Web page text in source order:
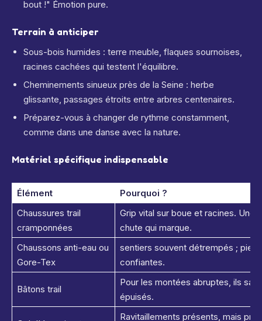
bout !" Émotion pure.
Terrain à anticiper
Sous-bois humides : terre meuble, flaques sournoises,
racines cachées qui testent l'équilibre.
Cheminements sinueux près de la Seine : herbe
glissante, passages étroits entre arbres centenaires.
Préparez-vous à changer de rythme constamment,
comme dans une danse avec la nature.
Matériel spécifique indispensable
Élément
Pourquoi ?
Chaussures trail
cramponnées
Grip vital sur boue et racines. Une
chute qui marque.
Chaussons anti-eau ou
Gore-Tex
sentiers souvent détrempés ;
confiantes.
Bâtons trail
Pour les montées abruptes, ils
épuisés.
Ravitaillements présents, mais